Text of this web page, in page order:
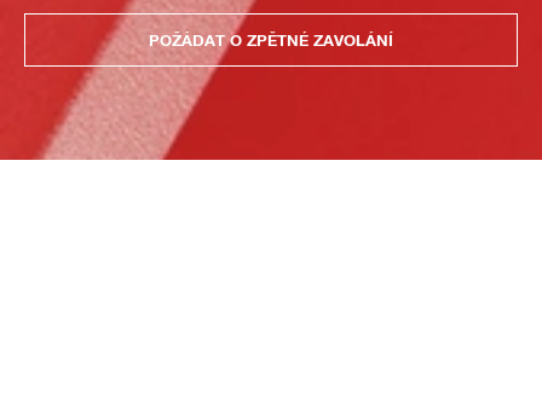
POŽÁDAT O ZPĚTNÉ ZAVOLÁNÍ